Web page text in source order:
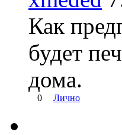
Как
будет
дома.
0 Лично